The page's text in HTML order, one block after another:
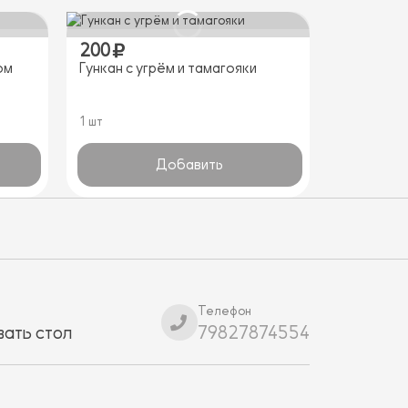
200
Гункан с угрём и тамагояки
1 шт
Добавить
стол
Телефон
79827874554